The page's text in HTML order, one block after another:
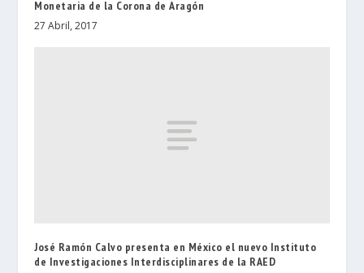
Monetaria de la Corona de Aragón
27 Abril, 2017
José Ramón Calvo presenta en México el nuevo Instituto
de Investigaciones Interdisciplinares de la RAED